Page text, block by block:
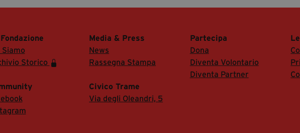
Siamo
Storico
Media & Press
News
Rassegna Stampa
Partecipa
Dona
Diventa Volontario
Diventa Partner
Civico Trame
Via degli Oleandri, 5